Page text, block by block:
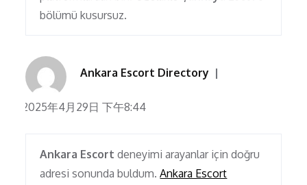
bölümü kusursuz.
Ankara Escort Directory
2025年4月29日 下午8:44
Ankara Escort deneyimi arayanlar için doğru
adresi sonunda buldum.Ankara Escort